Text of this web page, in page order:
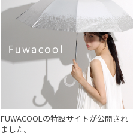
FUWACOOLの特設サイトが公開され
ました。